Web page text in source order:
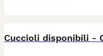
Cuccioli disponibili -